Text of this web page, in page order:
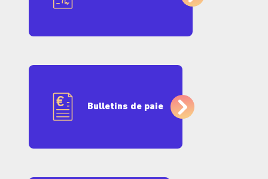
Bulletins de paie